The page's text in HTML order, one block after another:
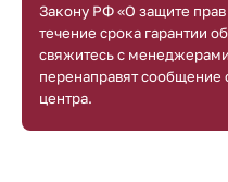
Закону РФ «О защите
течение срока гарантии
свяжитесь с
перенаправят сообщение
центра.